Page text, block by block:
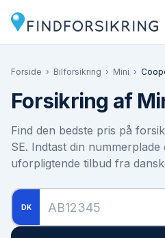
Forside › Bilforsikring › Mini ›
Forsikring af
Find den bedste pris på
SE. Indtast din nummerplade
uforpligtende tilbud fra
DK